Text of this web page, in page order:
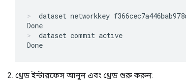
dataset networkkey
dataset commit active
থ্রেড ইন্টারফেস আনুন এবং থ্রেড শুরু করুন: